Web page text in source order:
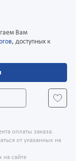
Вам
, доступных к
оплаты заказа.
от указанных на
на сайте